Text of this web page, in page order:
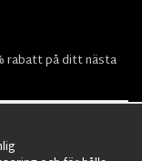
rabatt på ditt nästa